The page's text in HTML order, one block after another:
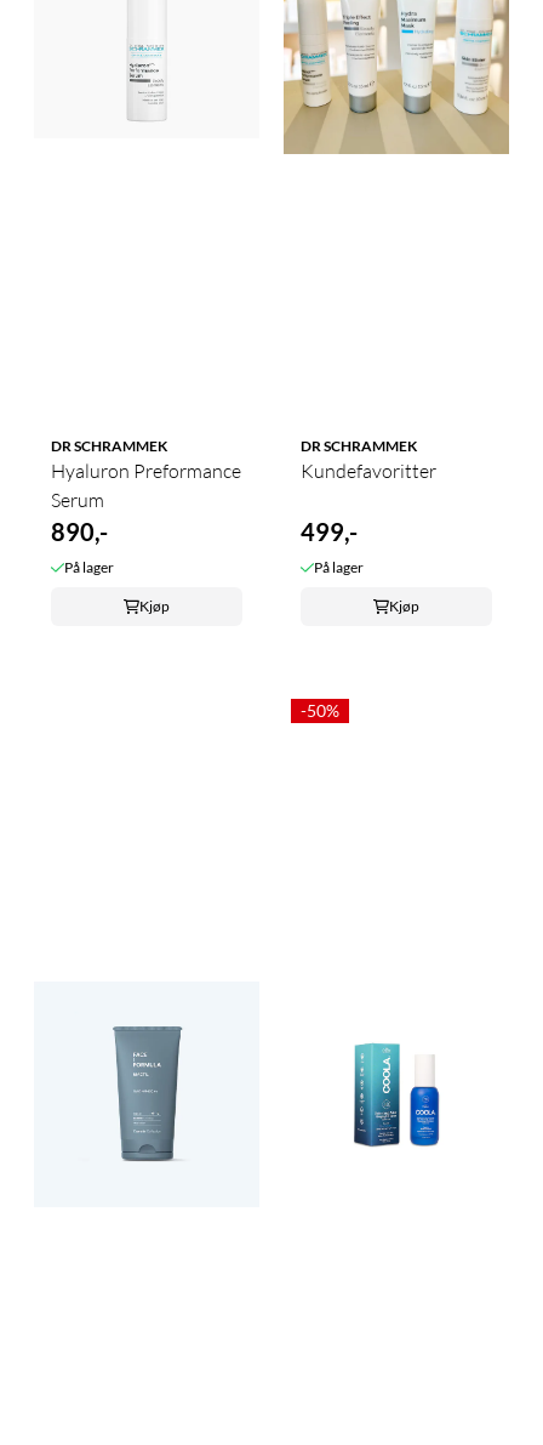
DR SCHRAMMEK
Hyaluron Preformance
Serum
890,-
På lager
Kjøp
DR SCHRAMMEK
Kundefavoritter
499,-
På lager
Kjøp
-50%